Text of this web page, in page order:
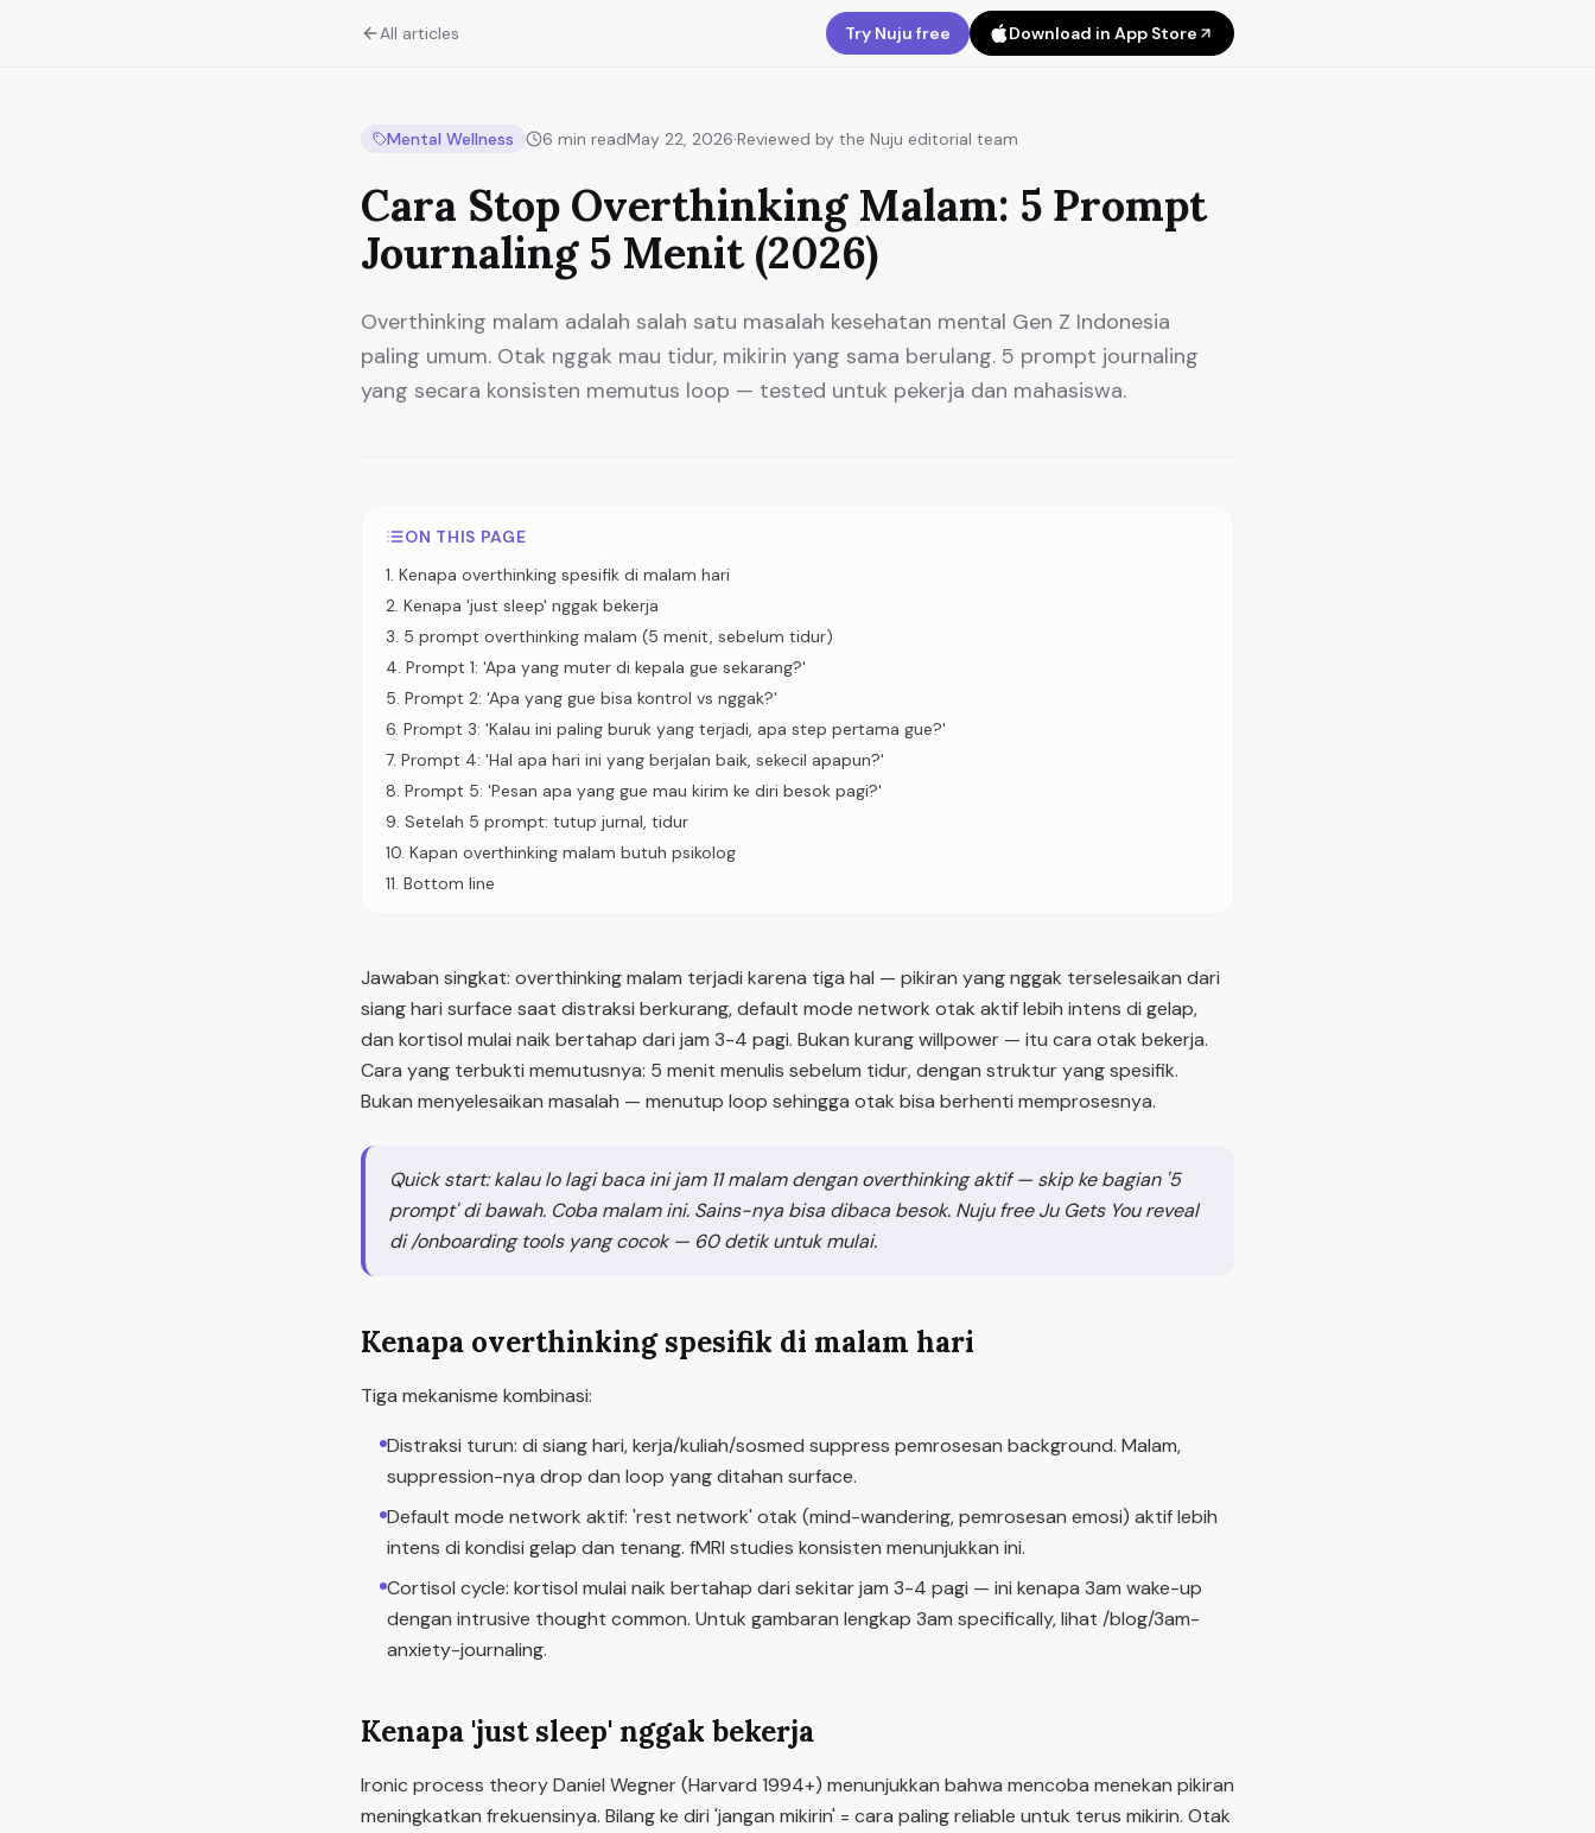
All articles Try Nuju free Download in App Store
Mental Wellness 6 min readMay 22, 2026·Reviewed by the Nuju editorial team
Cara Stop Overthinking Malam: 5 Prompt
Journaling 5 Menit (2026)
Overthinking malam adalah salah satu masalah kesehatan mental Gen Z Indonesia
paling umum. Otak nggak mau tidur, mikirin yang sama berulang. 5 prompt journaling
yang secara konsisten memutus loop — tested untuk pekerja dan mahasiswa.
ON THIS PAGE
1. Kenapa overthinking spesifik di malam hari
2. Kenapa 'just sleep' nggak bekerja
3. 5 prompt overthinking malam (5 menit, sebelum tidur)
4. Prompt 1: 'Apa yang muter di kepala gue sekarang?'
5. Prompt 2: 'Apa yang gue bisa kontrol vs nggak?'
6. Prompt 3: 'Kalau ini paling buruk yang terjadi, apa step pertama gue?'
7. Prompt 4: 'Hal apa hari ini yang berjalan baik, sekecil apapun?'
8. Prompt 5: 'Pesan apa yang gue mau kirim ke diri besok pagi?'
9. Setelah 5 prompt: tutup jurnal, tidur
10. Kapan overthinking malam butuh psikolog
11. Bottom line
Jawaban singkat: overthinking malam terjadi karena tiga hal — pikiran yang nggak terselesaikan dari
siang hari surface saat distraksi berkurang, default mode network otak aktif lebih intens di gelap,
dan kortisol mulai naik bertahap dari jam 3-4 pagi. Bukan kurang willpower — itu cara otak bekerja.
Cara yang terbukti memutusnya: 5 menit menulis sebelum tidur, dengan struktur yang spesifik.
Bukan menyelesaikan masalah — menutup loop sehingga otak bisa berhenti memprosesnya.
Quick start: kalau lo lagi baca ini jam 11 malam dengan overthinking aktif — skip ke bagian '5
prompt' di bawah. Coba malam ini. Sains-nya bisa dibaca besok. Nuju free Ju Gets You reveal
di /onboarding tools yang cocok — 60 detik untuk mulai.
Kenapa overthinking spesifik di malam hari
Tiga mekanisme kombinasi:
Distraksi turun: di siang hari, kerja/kuliah/sosmed suppress pemrosesan background. Malam,
suppression-nya drop dan loop yang ditahan surface.
Default mode network aktif: 'rest network' otak (mind-wandering, pemrosesan emosi) aktif lebih
intens di kondisi gelap dan tenang. fMRI studies konsisten menunjukkan ini.
Cortisol cycle: kortisol mulai naik bertahap dari sekitar jam 3-4 pagi — ini kenapa 3am wake-up
dengan intrusive thought common. Untuk gambaran lengkap 3am specifically, lihat /blog/3am-
anxiety-journaling.
Kenapa 'just sleep' nggak bekerja
Ironic process theory Daniel Wegner (Harvard 1994+) menunjukkan bahwa mencoba menekan pikiran
meningkatkan frekuensinya. Bilang ke diri 'jangan mikirin' = cara paling reliable untuk terus mikirin. Otak